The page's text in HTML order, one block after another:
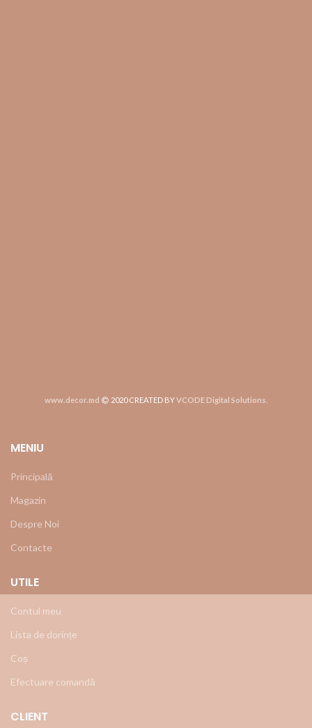
www.decor.md 2020 CREATED BYVCODE Digital Solutions
MENIU
Principală
Magazin
Despre Noi
Contacte
UTILE
Contul meu
Lista de dorințe
Coș
Efectuare comandă
CLIENT